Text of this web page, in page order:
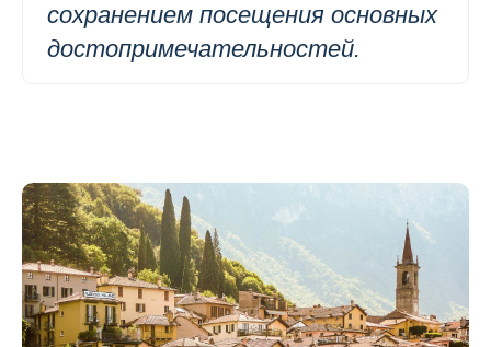
сохранением посещения основных
достопримечательностей.